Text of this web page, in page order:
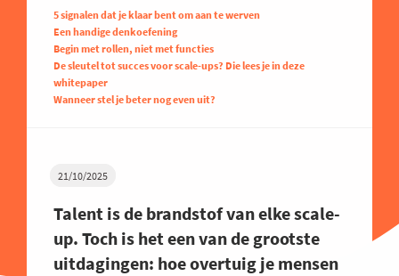
5 signalen dat je klaar bent om aan te werven
Een handige denkoefening
Begin met rollen, niet met functies
De sleutel tot succes voor scale-ups? Die lees je in deze
whitepaper
Wanneer stel je beter nog even uit?
21/10/2025
Talent is de brandstof van elke scale-
up. Toch is het een van de grootste
uitdagingen: hoe overtuig je mensen